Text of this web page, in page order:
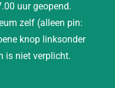
uur geopend.
zelf (alleen pin:
knop linksonder
is niet verplicht.